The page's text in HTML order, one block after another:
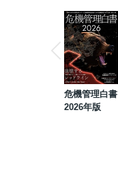
危機管理白書
2026年版